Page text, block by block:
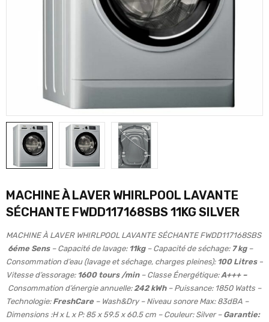
MACHINE À LAVER WHIRLPOOL LAVANTE
SÉCHANTE FWDD117168SBS 11KG SILVER
MACHINE À LAVER WHIRLPOOL LAVANTE SÉCHANTE FWDD117168SBS
6éme Sens– Capacité de lavage: 11kg– Capacité de séchage: 7 kg –
Consommation d’eau (lavage et séchage, charges pleines): 100 Litres–
Vitesse d’essorage: 1600 tours /min– Classe Énergétique:A+++ –
Consommation d’énergie annuelle:242 kWh – Puissance: 1850 Watts –
Technologie:FreshCare – Wash&Dry – Niveau sonore Max: 83dBA –
Dimensions :H x L x P: 85 x 59.5 x 60.5 cm – Couleur: Silver –Garantie: